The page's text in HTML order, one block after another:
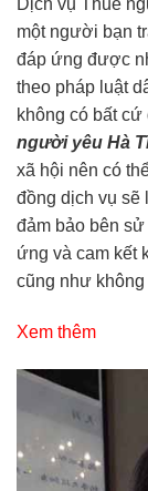
Dịch vụ Thuê
một người bạn
đáp ứng được
theo pháp luật
không có bất
người yêu Hà
xã hội nên có
đồng dịch vụ sẽ
đảm bảo bên
ứng và cam kết
cũng như
Xem thêm